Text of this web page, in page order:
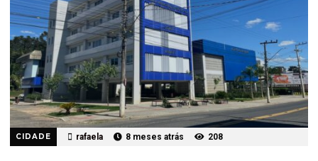
CIDADE rafaela 8 meses atrás 208